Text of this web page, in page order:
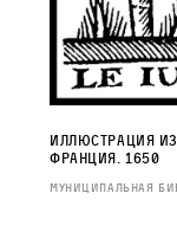
Иллюстрация из
Франция. 1650
Муниципальная